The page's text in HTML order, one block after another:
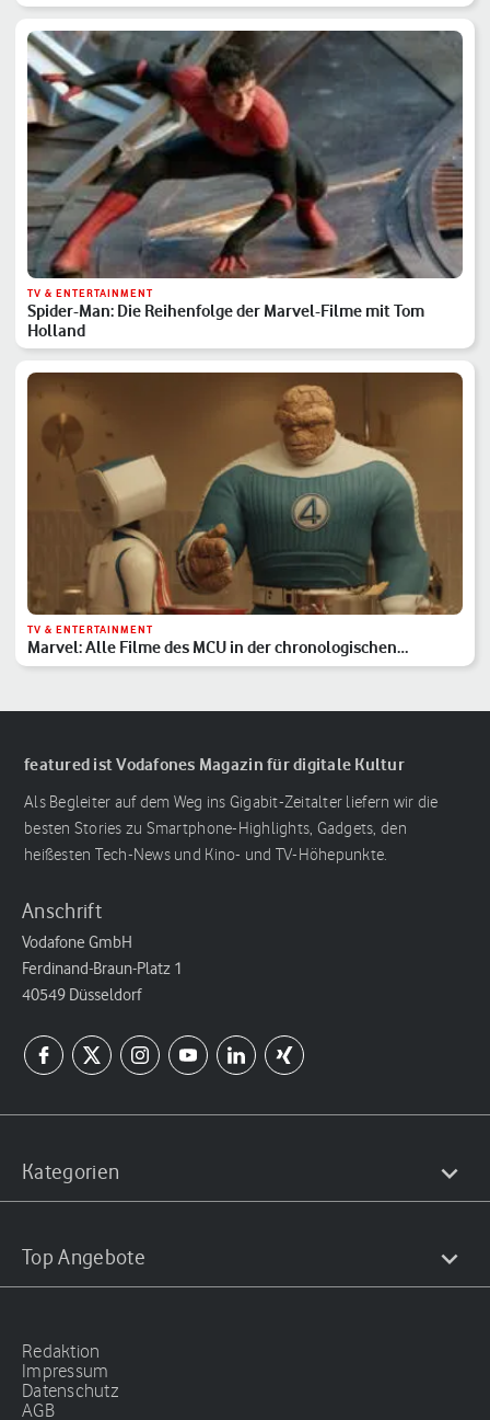
TV & ENTERTAINMENT
Spider-Man: Die Reihenfolge der Marvel-Filme mit Tom
Holland
TV & ENTERTAINMENT
Marvel: Alle Filme des MCU in der chronologischen
Reihenfolge
featured ist Vodafones Magazin für digitale Kultur
Als Begleiter auf dem Weg ins Gigabit-Zeitalter liefern wir die
besten Stories zu Smartphone-Highlights, Gadgets, den
heißesten Tech-News und Kino- und TV-Höhepunkte.
Anschrift
Vodafone GmbH
Ferdinand-Braun-Platz 1
40549 Düsseldorf
Kategorien
Top Angebote
Redaktion
Impressum
Datenschutz
AGB